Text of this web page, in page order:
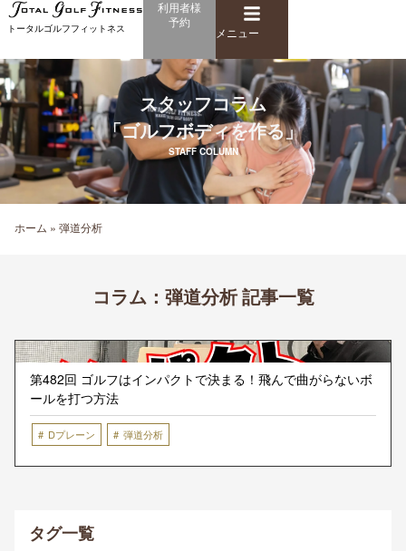
容
ス
キ
ッ
プ
トータルゴルフフィットネス
メ
ニ
ュ
ー
メニュー
利用者様
予約
スタッフコラム
「ゴルフボディを作る」
STAFF COLUMN
ホーム » 弾道分析
コラム： 弾道分析 記事一覧
第482回 ゴルフはインパクトで決まる！飛んで曲がらないボ
ールを打つ方法
Dプレーン 弾道分析
タグ一覧